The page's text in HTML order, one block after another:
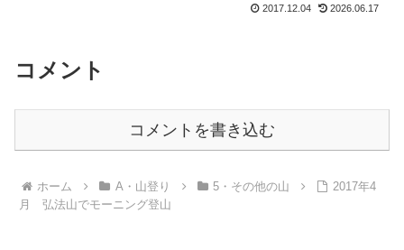
ゃってるから、当然なのですが。そんな
2017.12.04 2026.06.17
コメント
コメントを書き込む
ホーム A・山登り 5・その他の山
2017年4
月 弘法山でモーニング登山